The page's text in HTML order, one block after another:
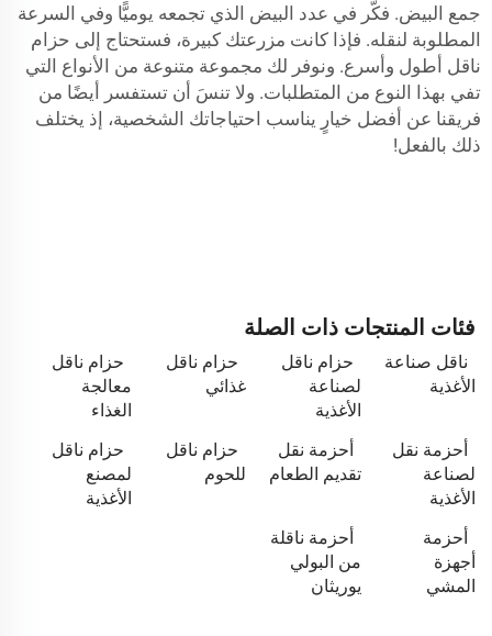
جمع البيض. فكّر في عدد البيض الذي تجمعه يوميًّا وفي السرعة
المطلوبة لنقله. فإذا كانت مزرعتك كبيرة، فستحتاج إلى حزام
ناقل أطول وأسرع. ونوفر لك مجموعة متنوعة من الأنواع التي
تفي بهذا النوع من المتطلبات. ولا تنسَ أن تستفسر أيضًا من
فريقنا عن أفضل خيارٍ يناسب احتياجاتك الشخصية، إذ يختلف
ذلك بالفعل!
فئات المنتجات ذات الصلة
ناقل صناعة
الأغذية
حزام ناقل
لصناعة
الأغذية
حزام ناقل
غذائي
حزام ناقل
معالجة
الغذاء
أحزمة نقل
لصناعة
الأغذية
أحزمة نقل
تقديم الطعام
حزام ناقل
للحوم
حزام ناقل
لمصنع
الأغذية
أحزمة
أجهزة
المشي
أحزمة ناقلة
من البولي
يوريثان